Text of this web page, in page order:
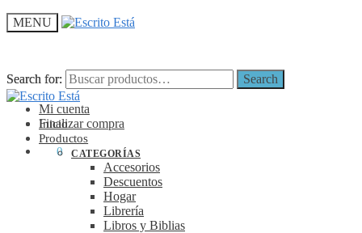
MENU
Search for: Search
Mi cuenta
Finalizar compra
0
Search for: Search
Inicio
Productos
CATEGORÍAS
Accesorios
Descuentos
Hogar
Librería
Libros y Biblias